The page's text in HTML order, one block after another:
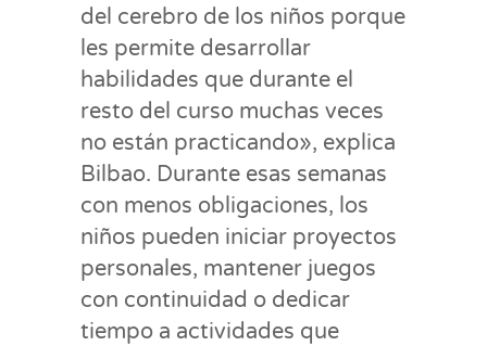
del cerebro de los niños porque
les permite desarrollar
habilidades que durante el
resto del curso muchas veces
no están practicando», explica
Bilbao. Durante esas semanas
con menos obligaciones, los
niños pueden iniciar proyectos
personales, mantener juegos
con continuidad o dedicar
tiempo a actividades que